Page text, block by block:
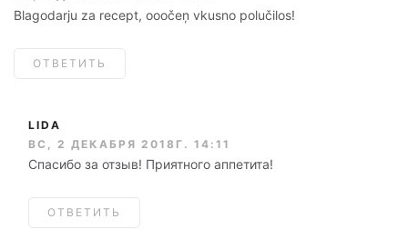
Blagodarju za recept, ooočeņ vkusno polučilos!
ОТВЕТИТЬ
LIDA
ВС, 2 ДЕКАБРЯ 2018Г. 14:11
Спасибо за отзыв! Приятного аппетита!
ОТВЕТИТЬ